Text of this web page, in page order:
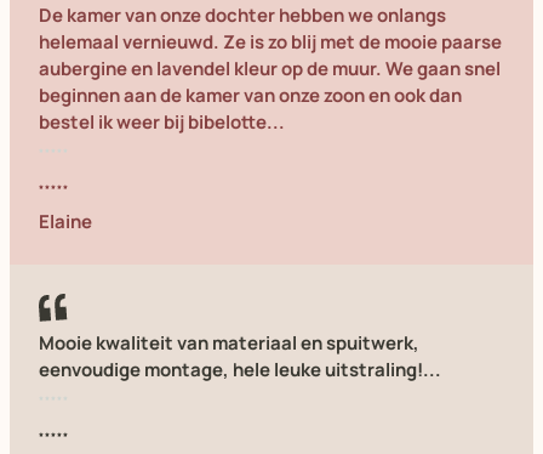
De kamer van onze dochter hebben we onlangs
helemaal vernieuwd. Ze is zo blij met de mooie paarse
aubergine en lavendel kleur op de muur. We gaan snel
beginnen aan de kamer van onze zoon en ook dan
bestel ik weer bij bibelotte...
Elaine
Mooie kwaliteit van materiaal en spuitwerk,
eenvoudige montage, hele leuke uitstraling!...